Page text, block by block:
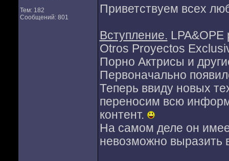
Тем: 182
Сообщений: 801
Приветствуем всех
Вступление.
Otros Proyectos
Порно Актрисы и
Первоначально
Теперь ввиду новых
переносим всю
контент.
На самом деле он
невозможно выразить